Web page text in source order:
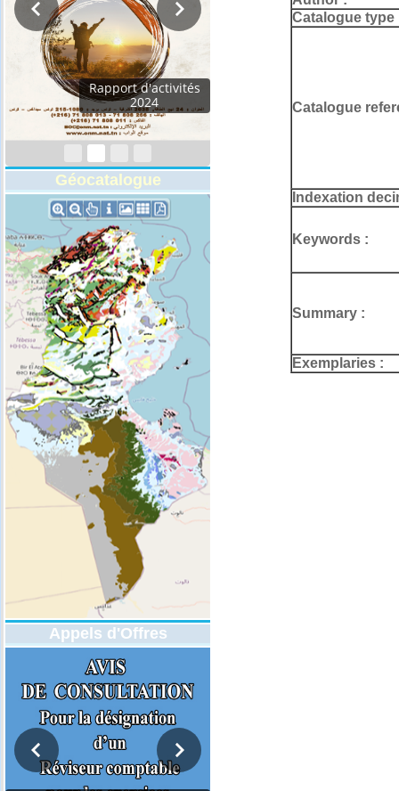
Rapport d'activités
2024
Géocatalogue
Appels d'Offres
Catalogue type
Catalogue
Indexation
Keywords :
Summary :
Exemplaries :